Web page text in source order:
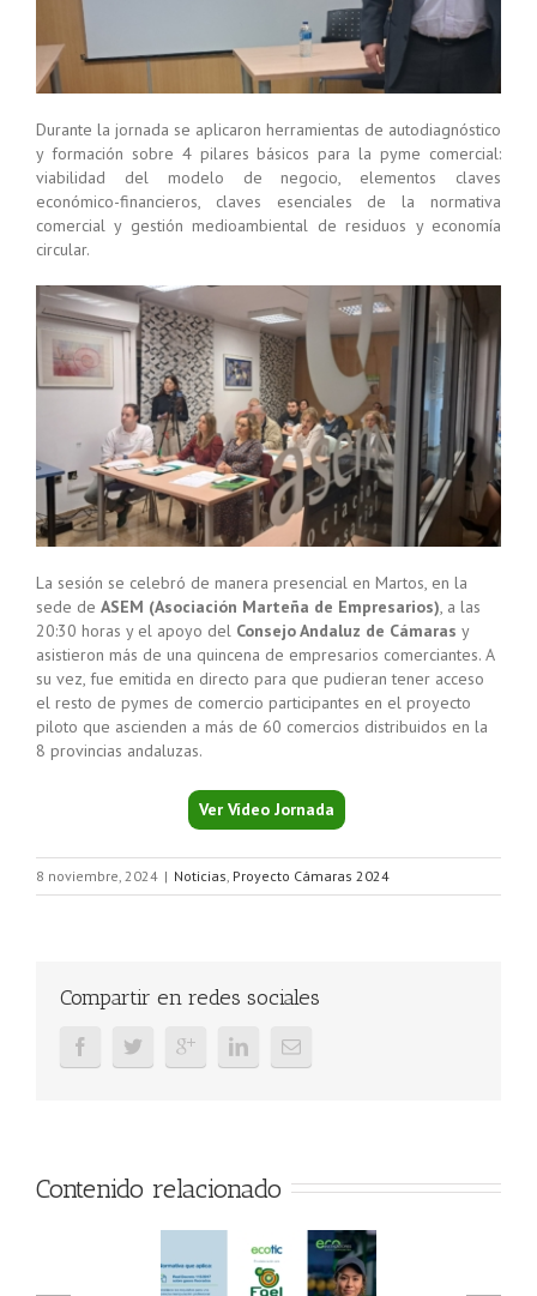
Durante la jornada se aplicaron herramientas de autodiagnóstico
y formación sobre 4 pilares básicos para la pyme comercial:
viabilidad del modelo de negocio, elementos claves
económico-financieros, claves esenciales de la normativa
comercial y gestión medioambiental de residuos y economía
circular.
La sesión se celebró de manera presencial en Martos, en la
sede de ASEM (Asociación Marteña de Empresarios), a las
20:30 horas y el apoyo del Consejo Andaluz de Cámaras y
asistieron más de una quincena de empresarios comerciantes. A
su vez, fue emitida en directo para que pudieran tener acceso
el resto de pymes de comercio participantes en el proyecto
piloto que ascienden a más de 60 comercios distribuidos en la
8 provincias andaluzas.
Ver Vídeo Jornada
8 noviembre, 2024 | Noticias Proyecto Cámaras 2024
Compartir en redes sociales
Contenido relacionado